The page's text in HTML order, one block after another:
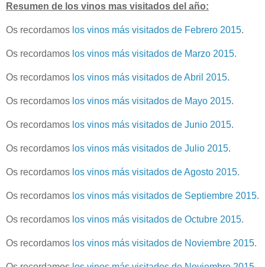
Resumen de los vinos mas visitados del año:
Os recordamos los vinos más visitados de Febrero 2015.
Os recordamos los vinos más visitados de Marzo 2015.
Os recordamos los vinos más visitados de Abril 2015.
Os recordamos los vinos más visitados de Mayo 2015.
Os recordamos los vinos más visitados de Junio 2015.
Os recordamos los vinos más visitados de Julio 2015.
Os recordamos los vinos más visitados de Agosto 2015.
Os recordamos los vinos más visitados de Septiembre 2015.
Os recordamos los vinos más visitados de Octubre 2015.
Os recordamos los vinos más visitados de Noviembre 2015.